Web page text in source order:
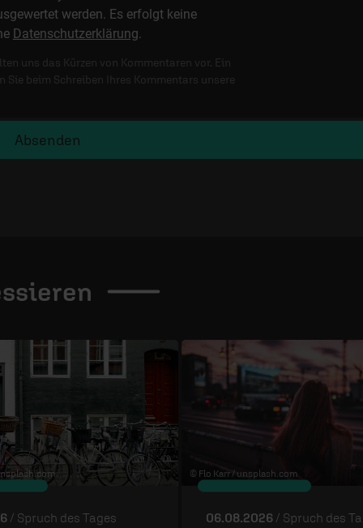
werden. Es erfolgt keine
Datenschutzerklärung.
uns das Kürzen von Kommentaren vor. Ein
beim Schreiben Ihres Kommentars unsere
Absenden
/ Spruch des Tages
© Flo Karr / unsplash.com
06.08.2026 / Spruch des